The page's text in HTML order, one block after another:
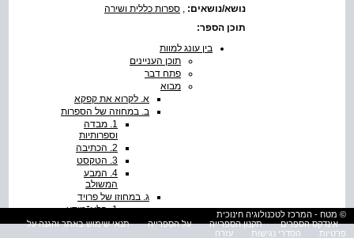
נושא/נושאים:
ספרות כללית ושירה
תוכן הספר:
בין עונג למוות
תוכן העניינים
פתח דבר
מבוא
א. לקרוא את קפקא
ב. במחוזה של הספרות
1. מבדה
וספרותיות
2. הכתיבה
3. הטקסט
4. המבע
המשולב
ג. במחוזו של פרויד
1. הלא־מודע
2. העונג ומעבר
© מטח - המרכז לטכנולוגיה חינוכית
אינדקס הספרים
תקנון הספרייה על הספרייה
תנאי שימוש באתר והגנה על
פרטיות
הסדרי נגישות עזרה